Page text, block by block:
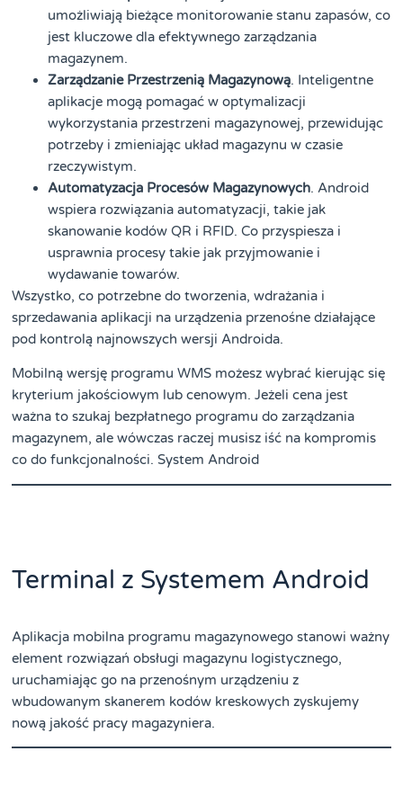
umożliwiają bieżące monitorowanie stanu zapasów, co
jest kluczowe dla efektywnego zarządzania
magazynem.
Zarządzanie Przestrzenią Magazynową. Inteligentne
aplikacje mogą pomagać w optymalizacji
wykorzystania przestrzeni magazynowej, przewidując
potrzeby i zmieniając układ magazynu w czasie
rzeczywistym.
Automatyzacja Procesów Magazynowych. Android
wspiera rozwiązania automatyzacji, takie jak
skanowanie kodów QR i RFID. Co przyspiesza i
usprawnia procesy takie jak przyjmowanie i
wydawanie towarów.
Wszystko, co potrzebne do tworzenia, wdrażania i
sprzedawania aplikacji na urządzenia przenośne działające
pod kontrolą najnowszych wersji Androida.
Mobilną wersję programu WMS możesz wybrać kierując się
kryterium jakościowym lub cenowym. Jeżeli cena jest
ważna to szukaj bezpłatnego programu do zarządzania
magazynem, ale wówczas raczej musisz iść na kompromis
co do funkcjonalności. System Android
Terminal z Systemem Android
Aplikacja mobilna programu magazynowego stanowi ważny
element rozwiązań obsługi magazynu logistycznego,
uruchamiając go na przenośnym urządzeniu z
wbudowanym skanerem kodów kreskowych zyskujemy
nową jakość pracy magazyniera.